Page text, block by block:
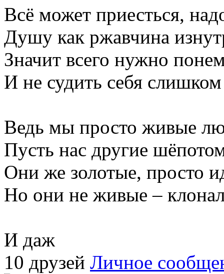
Всё может приесться,
Душу как ржавчина
Значит всего нужно
И не судить себя
Ведь мы просто живые
Пусть нас другие
Они же золотые, просто
Но они не живые –
И даж
10 друзей Личное